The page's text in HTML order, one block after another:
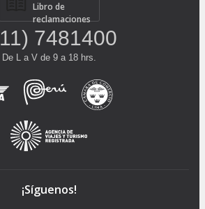
Libro de
reclamaciones
7481400
De L a V de 9 a 18 hrs.
¡Síguenos!